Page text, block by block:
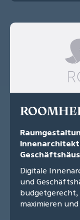
Digitale
und
budgetgerecht,
maximieren